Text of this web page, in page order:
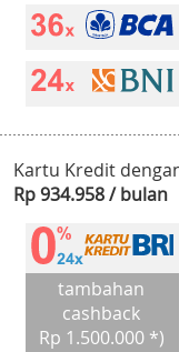
Kartu Kredit
Rp 934.958 / bulan
tambahan
cashback
Rp 1.500.000 *)